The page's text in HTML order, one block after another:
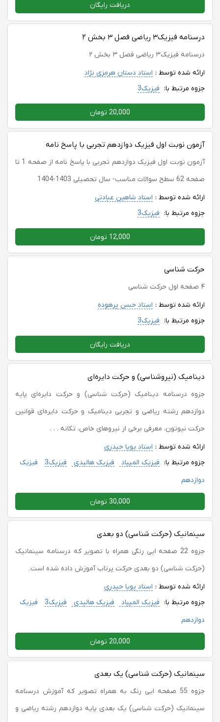
دریافت رایگان
درسنامه فیزیک۳ ریاضی فصل ۳ بخش ۲
درسنامه فیزیک۳ ریاضی فصل ۳ بخش ۲
ارائه شده توسط : استاد دستان هرمزی نژاد
جزوه مرتبط با: فیزیک3
20,000 تومان
آزمون نوبت اول فیزیک دوازدهم تجربی با پاسخ نامه
آزمون نوبت اول فیزیک دوازدهم تجربی با پاسخ نامه از صفحه 1 تا
صفحه 62 سطح سوالات مناسب- سال تحصیلی 1403-1404
ارائه شده توسط : استاد شاهین عبادتی
جزوه مرتبط با: فیزیک3
12,000 تومان
حرکت شناسی
۴ صفحه اول حرکت شناسی
ارائه شده توسط : استاد حسن پرهوده
جزوه مرتبط با: فیزیک3
دریافت رایگان
دینامیک (نیروشناسی) و حرکت دایره‌ای
جزوه درسنامه دینامیک (حرکت شناسی) و حرکت دایره‌ای پایه
دوازدهم رشته ریاضی و تجربی دینامیک و حرکت دایره‌ای قوانین
حرکت نیوتون، معرفی برخی از نیروهای خاص، تکانه . . .
ارائه شده توسط : استاد پویا حیدری
جزوه مرتبط با: فیزیک المپیاد فیزیک هالیدی فیزیک3
فیزیک
دوازدهم
30,000 تومان
سینمانیک (حرکت شناسی) دو بعدی
جزوه 22 صفحه ایی رنگی همراه با تصویر که درسنامه سینمانیک
(حرکت شناسی) دو بعدی حرکت پرتاب آموزش داده شده است.
ارائه شده توسط : استاد پویا حیدری
جزوه مرتبط با: فیزیک المپیاد فیزیک هالیدی فیزیک3
فیزیک
دوازدهم
20,000 تومان
سینمانیک (حرکت شناسی) یک بعدی
جزوه 55 صفحه ایی رنگ به همراه تصویر که آموزش درسنامه
سینمانیک (حرکت شناسی) یک بعدی پایه دوازدهم رشته ریاضی و